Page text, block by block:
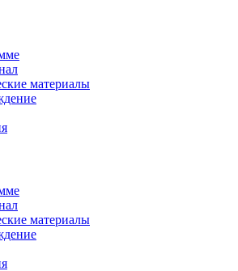
материалы
материалы